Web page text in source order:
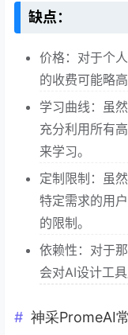
缺点：
价格：对于个
的收费可能略
学习曲线：虽
充分利用所有
来学习。
定制限制：虽
特定需求的用
的限制。
依赖性：对于
会对AI设计工
神采PromeAI